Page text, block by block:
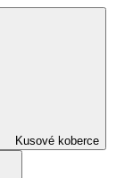
Kusové koberce